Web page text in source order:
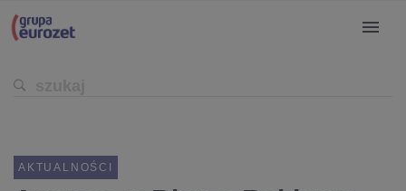
AKTUALNOŚCI